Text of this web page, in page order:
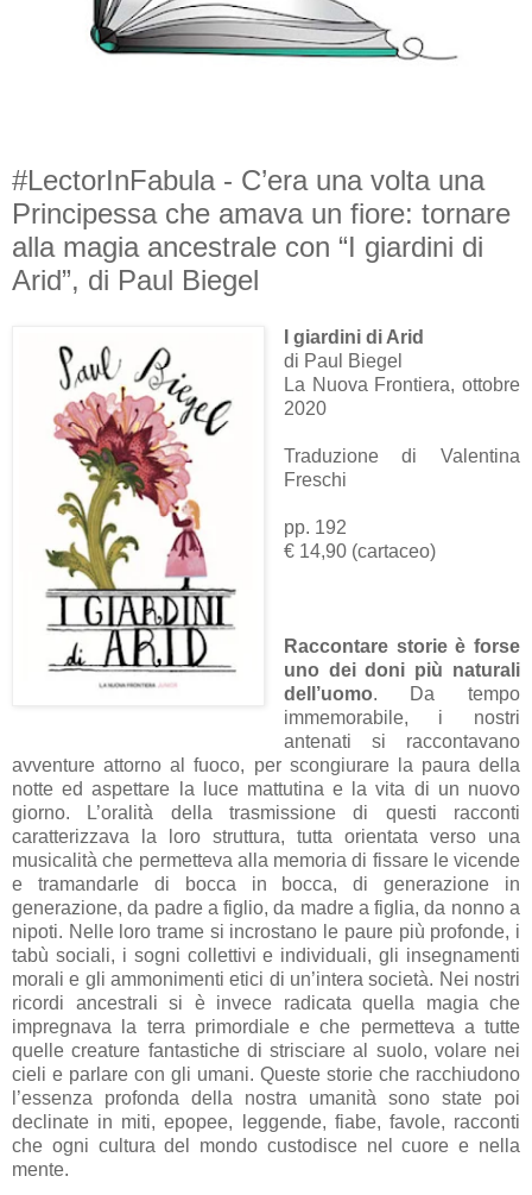
#LectorInFabula - C’era una volta una
Principessa che amava un fiore: tornare
alla magia ancestrale con “I giardini di
Arid”, di Paul Biegel
I giardini di Arid
di Paul Biegel
La Nuova Frontiera, ottobre
2020
Traduzione di Valentina
Freschi
pp. 192
€ 14,90 (cartaceo)
Raccontare storie è forse
uno dei doni più naturali
dell’uomo. Da tempo
immemorabile, i nostri
antenati si raccontavano
avventure attorno al fuoco, per scongiurare la paura della
notte ed aspettare la luce mattutina e la vita di un nuovo
giorno. L’oralità della trasmissione di questi racconti
caratterizzava la loro struttura, tutta orientata verso una
musicalità che permetteva alla memoria di fissare le vicende
e tramandarle di bocca in bocca, di generazione in
generazione, da padre a figlio, da madre a figlia, da nonno a
nipoti. Nelle loro trame si incrostano le paure più profonde, i
tabù sociali, i sogni collettivi e individuali, gli insegnamenti
morali e gli ammonimenti etici di un’intera società. Nei nostri
ricordi ancestrali si è invece radicata quella magia che
impregnava la terra primordiale e che permetteva a tutte
quelle creature fantastiche di strisciare al suolo, volare nei
cieli e parlare con gli umani. Queste storie che racchiudono
l’essenza profonda della nostra umanità sono state poi
declinate in miti, epopee, leggende, fiabe, favole, racconti
che ogni cultura del mondo custodisce nel cuore e nella
mente.